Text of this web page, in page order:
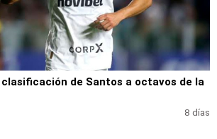
de Santos a octavos de la
8 días